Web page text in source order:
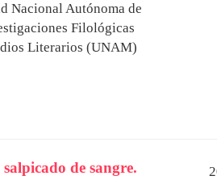
Nacional Autónoma de
Filológicas
Literarios (UNAM)
de sangre.